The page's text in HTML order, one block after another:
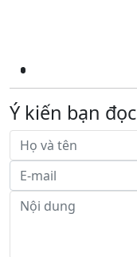
Ý kiến bạn đọc